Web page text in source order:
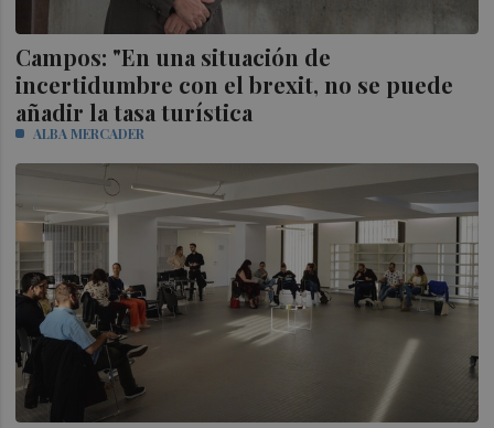
Campos: "En una situación de
incertidumbre con el brexit, no se puede
añadir la tasa turística
ALBA MERCADER